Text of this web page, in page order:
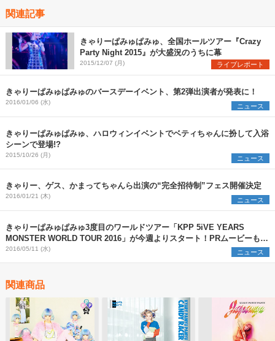
関連記事
きゃりーぱみゅぱみゅ、全国ホールツアー『Crazy
Party Night 2015』が大盛況のうちに幕
2015/12/07 (月) ライブレポート
きゃりーぱみゅぱみゅのバースデーイベント、第2弾出演者が発表に！
2016/01/06 (水) ニュース
きゃりーぱみゅぱみゅ、ハロウィンイベントでベティちゃんに扮して入浴
シーンで登場!?
2015/10/26 (月) ニュース
きゃりー、ゲス、かまってちゃんら出演の“完全招待制”フェス開催決定
2016/01/21 (木) ニュース
きゃりーぱみゅぱみゅ3度目のワールドツアー「KPP 5iVE YEARS
MONSTER WORLD TOUR 2016」が今週よりスタート！PRムービーも解
禁！
2016/05/11 (水) ニュース
関連商品